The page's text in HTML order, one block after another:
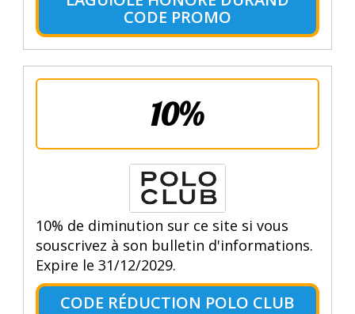
CODE PROMO
10%
10% de diminution sur ce site si vous
souscrivez à son bulletin d'informations.
Expire le 31/12/2029.
CODE RÉDUCTION POLO CLUB